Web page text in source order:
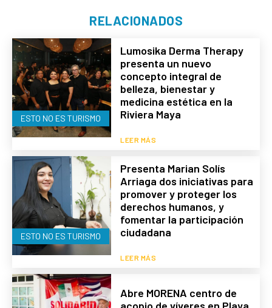
RELACIONADOS
ESTO NO ES TURISMO
Lumosika Derma Therapy
presenta un nuevo
concepto integral de
belleza, bienestar y
medicina estética en la
Riviera Maya
LEER MÁS
ESTO NO ES TURISMO
Presenta Marian Solís
Arriaga dos iniciativas para
promover y proteger los
derechos humanos, y
fomentar la participación
ciudadana
LEER MÁS
Abre MORENA centro de
acopio de víveres en Playa